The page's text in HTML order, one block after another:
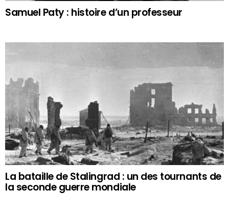
Samuel Paty : histoire d’un professeur
La bataille de Stalingrad : un des tournants de
la seconde guerre mondiale